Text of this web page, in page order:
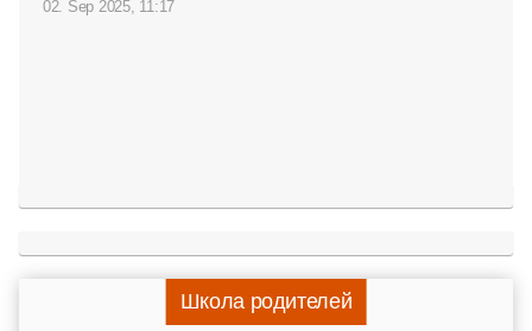
02. Sep 2025, 11:17
Школа родителей